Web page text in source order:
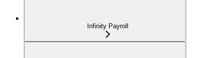
Infinity Payroll